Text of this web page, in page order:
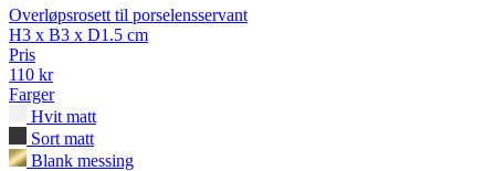
Overløpsrosett til porselensservant
H3 x B3 x D1.5 cm
Pris
110 kr
Farger
Hvit matt
Sort matt
Blank messing